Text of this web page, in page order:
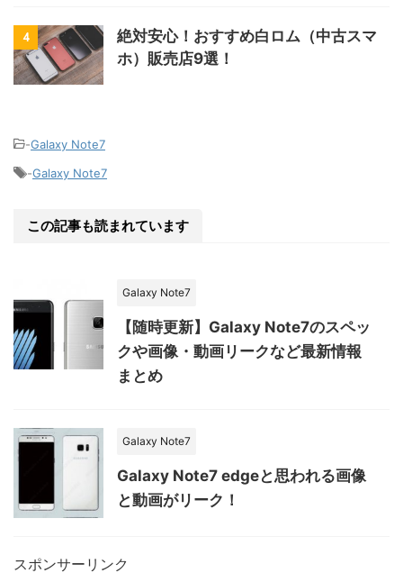
4
絶対安心！おすすめ白ロム（中古スマ
ホ）販売店9選！
-Galaxy Note7
-Galaxy Note7
この記事も読まれています
Galaxy Note7
【随時更新】Galaxy Note7のスペッ
クや画像・動画リークなど最新情報
まとめ
Galaxy Note7
Galaxy Note7 edgeと思われる画像
と動画がリーク！
スポンサーリンク